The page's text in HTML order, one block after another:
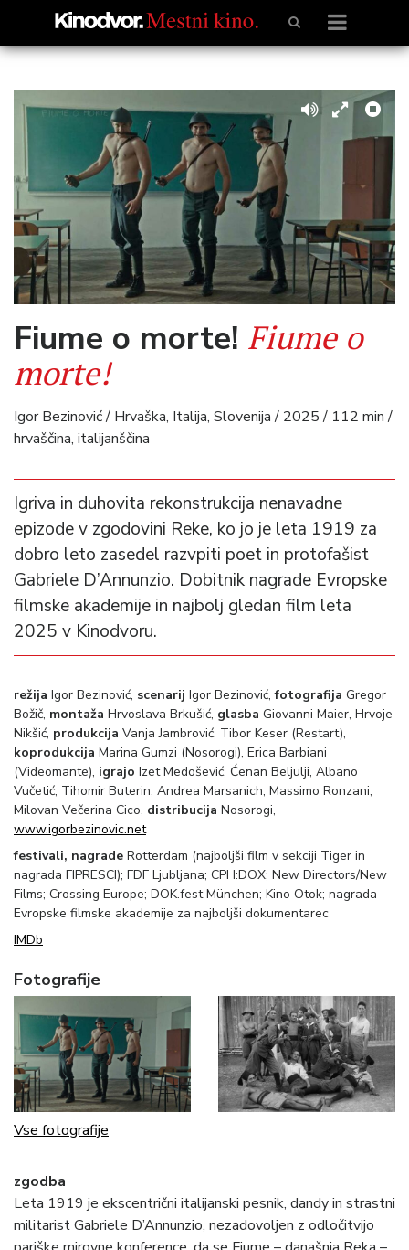
Fiume o morte! Fiume o
morte!
Igor Bezinović / Hrvaška, Italija, Slovenija / 2025 / 112 min /
hrvaščina, italijanščina
Igriva in duhovita rekonstrukcija nenavadne
epizode v zgodovini Reke, ko jo je leta 1919 za
dobro leto zasedel razvpiti poet in protofašist
Gabriele D’Annunzio. Dobitnik nagrade Evropske
filmske akademije in najbolj gledan film leta
2025 v Kinodvoru.
režija Igor Bezinović, scenarij Igor Bezinović,fotografija Gregor
Božič, montaža Hrvoslava Brkušić, glasba Giovanni Maier, Hrvoje
Nikšić, produkcija Vanja Jambrović, Tibor Keser (Restart),
koprodukcija Marina Gumzi (Nosorogi), Erica Barbiani
(Videomante), igrajo Izet Medošević, Ćenan Beljulji, Albano
Vučetić, Tihomir Buterin, Andrea Marsanich, Massimo Ronzani,
Milovan Večerina Cico, distribucija Nosorogi,
www.igorbezinovic.net
festivali, nagrade Rotterdam (najboljši film v sekciji Tiger in
nagrada FIPRESCI); FDF Ljubljana; CPH:DOX; New Directors/New
Films; Crossing Europe; DOK.fest München; Kino Otok; nagrada
Evropske filmske akademije za najboljši dokumentarec
IMDb
Fotografije
Vse fotografije
zgodba
Leta 1919 je ekscentrični italijanski pesnik, dandy in strastni
militarist Gabriele D’Annunzio, nezadovoljen z odločitvijo